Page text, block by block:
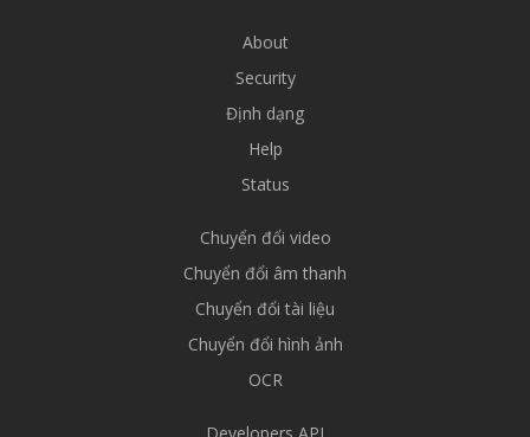
About
Security
Định dạng
Help
Status
Chuyển đổi video
Chuyển đổi âm thanh
Chuyển đổi tài liệu
Chuyển đổi hình ảnh
OCR